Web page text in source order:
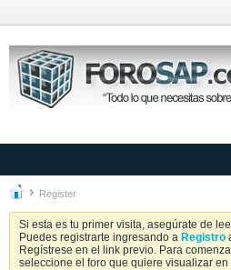
Register
Si esta es tu primer visita, asegúrate de
Puedes registrarte ingresando a Registro
Regístrese en el link previo. Para
seleccione el foro que quiere visualizar